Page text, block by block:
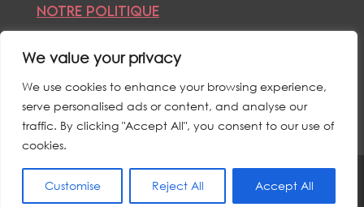
We value your privacy
We use cookies to enhance your browsing experience,
serve personalised ads or content, and analyse our
traffic. By clicking "Accept All", you consent to our use of
cookies.
Customise Reject All Accept All
NOTRE POLITIQUE
POLITIQUE DE CONFIDENTIALITÉS
© L’ŒIL DU CYCLONE - TOUS DROITS RÉSERVÉS - 2021